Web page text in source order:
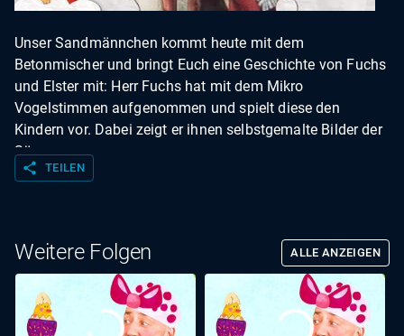
Unser Sandmännchen kommt heute mit dem
Betonmischer und bringt Euch eine Geschichte von Fuchs
und Elster mit: Herr Fuchs hat mit dem Mikro
Vogelstimmen aufgenommen und spielt diese den
Kindern vor. Dabei zeigt er ihnen selbstgemalte Bilder der
Sänger.
share TEILEN
Weitere Folgen ALLE ANZEIGEN